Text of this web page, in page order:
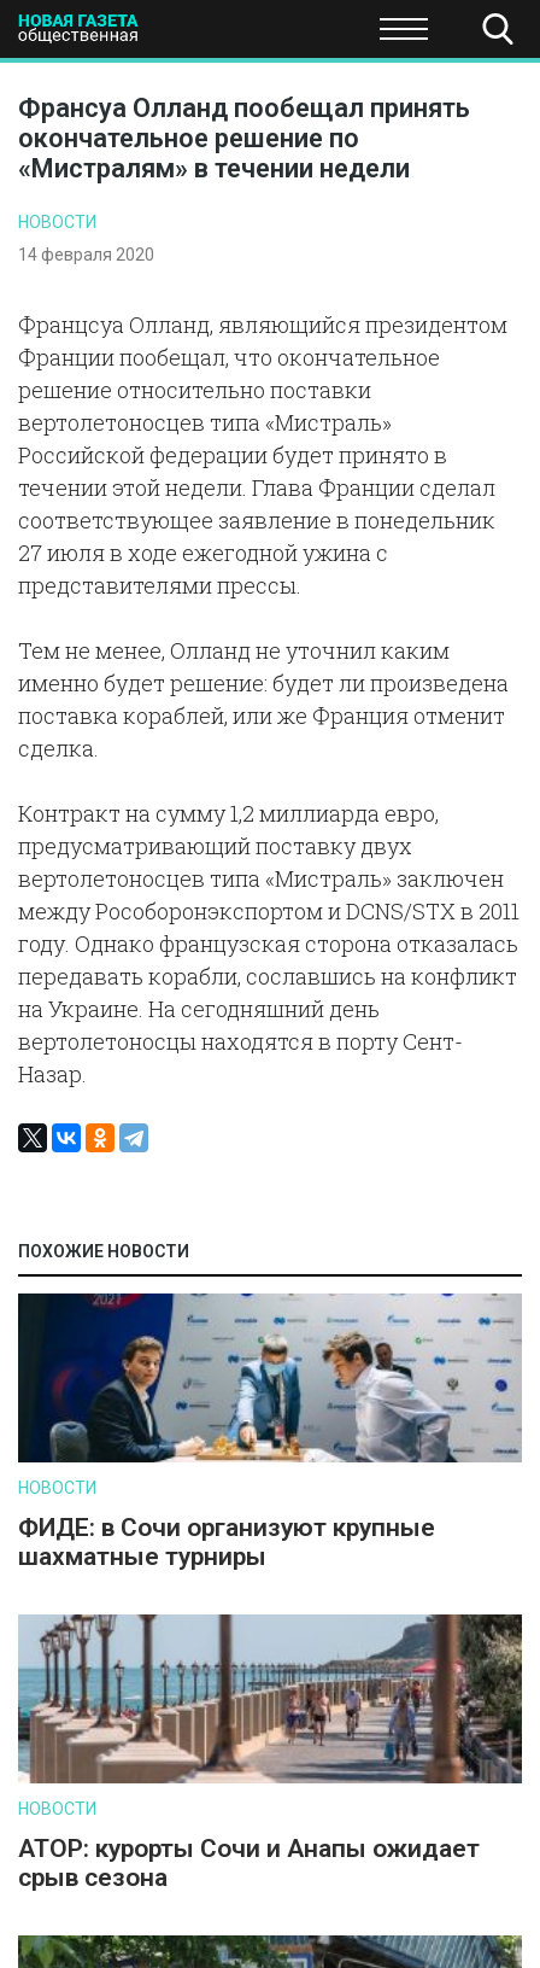
ПОЛИТИКА ЭКОНОМИКА НАУКА И
Франсуа Олланд пообещал принять
окончательное решение по
«Мистралям» в течении недели
НОВОСТИ
14 февраля 2020
Францсуа Олланд, являющийся президентом
Франции пообещал, что окончательное
решение относительно поставки
вертолетоносцев типа «Мистраль»
Российской федерации будет принято в
течении этой недели. Глава Франции сделал
соответствующее заявление в понедельник
27 июля в ходе ежегодной ужина с
представителями прессы.
Тем не менее, Олланд не уточнил каким
именно будет решение: будет ли произведена
поставка кораблей, или же Франция отменит
сделка.
Контракт на сумму 1,2 миллиарда евро,
предусматривающий поставку двух
вертолетоносцев типа «Мистраль» заключен
между Рособоронэкспортом и DCNS/STX в 2011
году. Однако французская сторона отказалась
передавать корабли, сославшись на конфликт
на Украине. На сегодняшний день
вертолетоносцы находятся в порту Сент-
Назар.
ПОХОЖИЕ НОВОСТИ
НОВОСТИ
ФИДЕ: в Сочи организуют крупные
шахматные турниры
НОВОСТИ
АТОР: курорты Сочи и Анапы ожидает
срыв сезона